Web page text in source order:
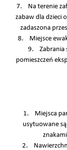
7. Na terenie
zabaw dla dzieci
zadaszona
8. Miejsce
9. Zabrania
pomieszczeń
1. Miejsca
usytuowane
2.